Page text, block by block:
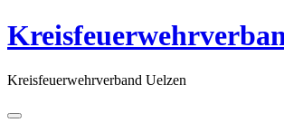
Kreisfeuerwehrverband Uelzen